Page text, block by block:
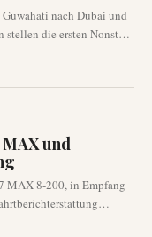
nach Dubai und
die ersten Nonstop-
dar und verbessern
und
MAX 8-200, in Empfang
nach Bengaluru